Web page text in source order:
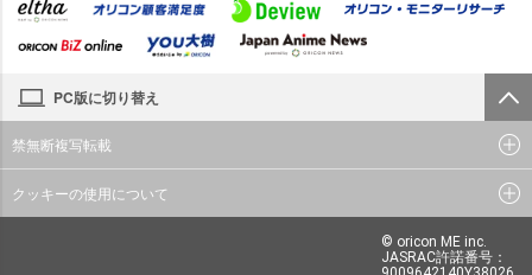
PC版に切り替え
禁無断複写転載
クッキーの使用について
© oricon ME inc.
JASRAC許諾番号：